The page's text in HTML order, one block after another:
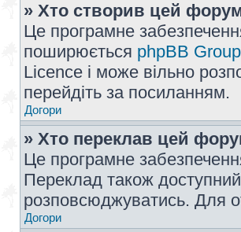
» Хто створив цей
Це програмне
поширюється phpBB Group
Licence і може вільно
перейдіть за посиланням.
Догори
» Хто переклав цей
Це програмне
Переклад також
розповсюджуватись. Для
Догори